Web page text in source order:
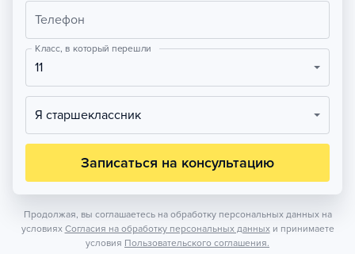
Телефон
Класс, в который перешли
11
Я старшеклассник
Записаться на консультацию
Продолжая, вы соглашаетесь на обработку персональных данных на
условиях Согласия на обработку персональных данных и принимаете
условия Пользовательского соглашения.